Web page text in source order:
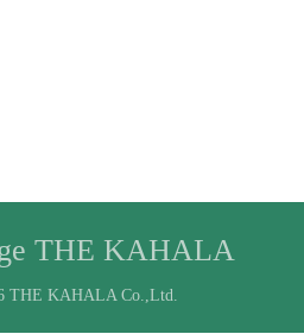
THE KAHALA
THE KAHALA Co.,Ltd.